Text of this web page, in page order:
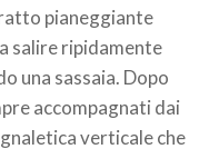
pianeggiante
salire ripidamente
una sassaia. Dopo
accompagnati dai
verticale che